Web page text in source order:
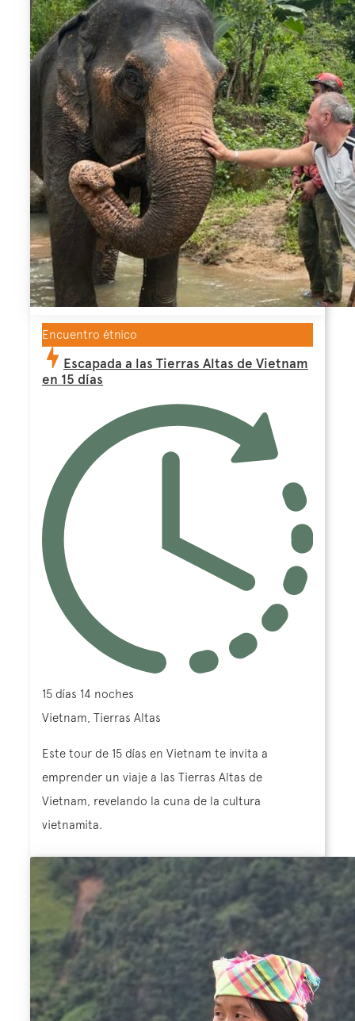
Encuentro étnico
Escapada a las Tierras Altas de Vietnam
en 15 días
15 días 14 noches
Vietnam, Tierras Altas
Este tour de 15 días en Vietnam te invita a
emprender un viaje a las Tierras Altas de
Vietnam, revelando la cuna de la cultura
vietnamita.